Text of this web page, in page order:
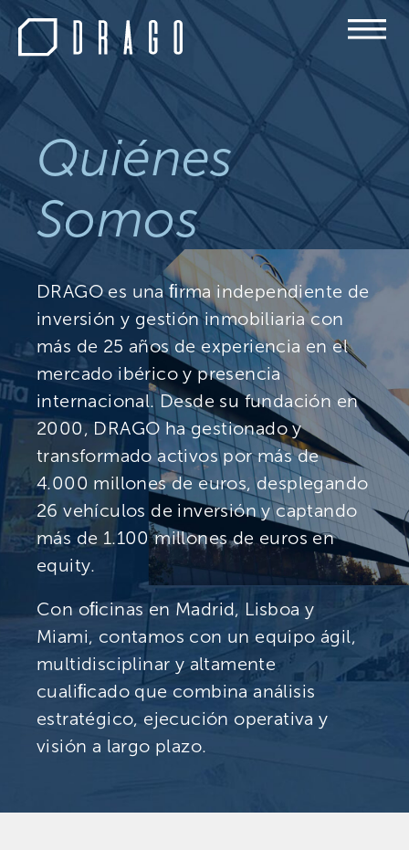
Quiénes
Somos
DRAGO es una ﬁrma independiente de
inversión y gestión inmobiliaria con
más de 25 años de experiencia en el
mercado ibérico y presencia
internacional. Desde su fundación en
2000, DRAGO ha gestionado y
transformado activos por más de
4.000 millones de euros, desplegando
26 vehículos de inversión y captando
más de 1.100 millones de euros en
equity.
Con oﬁcinas en Madrid, Lisboa y
Miami, contamos con un equipo ágil,
multidisciplinar y altamente
cualiﬁcado que combina análisis
estratégico, ejecución operativa y
visión a largo plazo.